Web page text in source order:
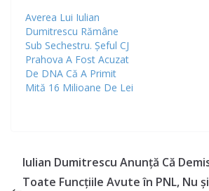
Averea Lui Iulian
Dumitrescu Rămâne
Sub Sechestru. Șeful CJ
Prahova A Fost Acuzat
De DNA Că A Primit
Mită 16 Milioane De Lei
Iulian Dumitrescu Anunţă Că
Toate Funcţiile Avute în PNL, Nu și